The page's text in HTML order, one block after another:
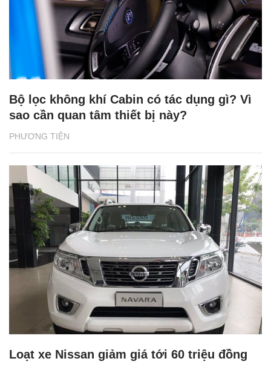
PHƯƠNG TIỆN
Bộ lọc không khí Cabin có tác dụng gì? Vì
sao cần quan tâm thiết bị này?
Loạt xe Nissan giảm giá tới 60 triệu đồng